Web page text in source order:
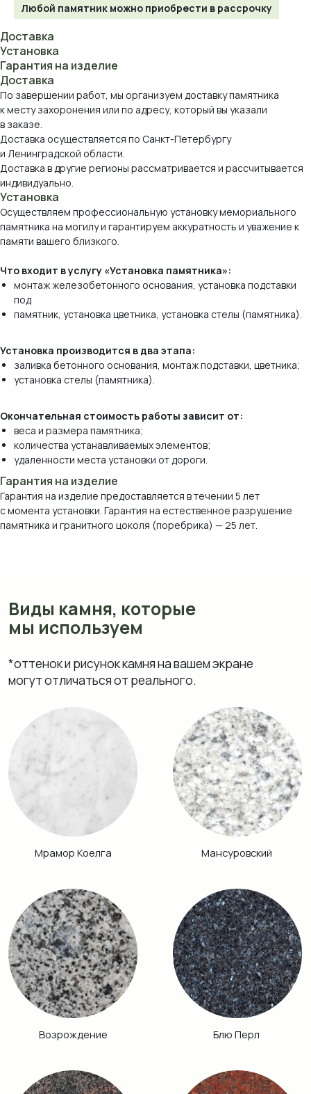
Любой памятник можно приобрести в рассрочку
Доставка
Установка
Гарантия на изделие
Доставка
По завершении работ, мы организуем доставку памятника
к месту захоронения или по адресу, который вы указали
в заказе.
Доставка осуществляется по Санкт-Петербургу
и Ленинградской области.
Доставка в другие регионы рассматривается и рассчитывается
индивидуально.
Установка
Осуществляем профессиональную установку мемориального
памятника на могилу и гарантируем аккуратность и уважение к
памяти вашего близкого.
Что входит в услугу «Установка памятника»:
монтаж железобетонного основания, установка подставки
под
памятник, установка цветника, установка стелы (памятника).
Установка производится в два этапа:
заливка бетонного основания, монтаж подставки, цветника;
установка стелы (памятника).
Окончательная стоимость работы зависит от:
веса и размера памятника;
количества устанавливаемых элементов;
удаленности места установки от дороги.
Гарантия на изделие
Гарантия на изделие предоставляется в течении 5 лет
с момента установки. Гарантия на естественное разрушение
памятника и гранитного цоколя (поребрика) — 25 лет.
мы используем
Питкяранта
Блю Перл
Возрождение
Мансуровский
Мрамор Коелга
*оттенок и рисунок камня на вашем экране
Габбро Диабаз Балтик Грин